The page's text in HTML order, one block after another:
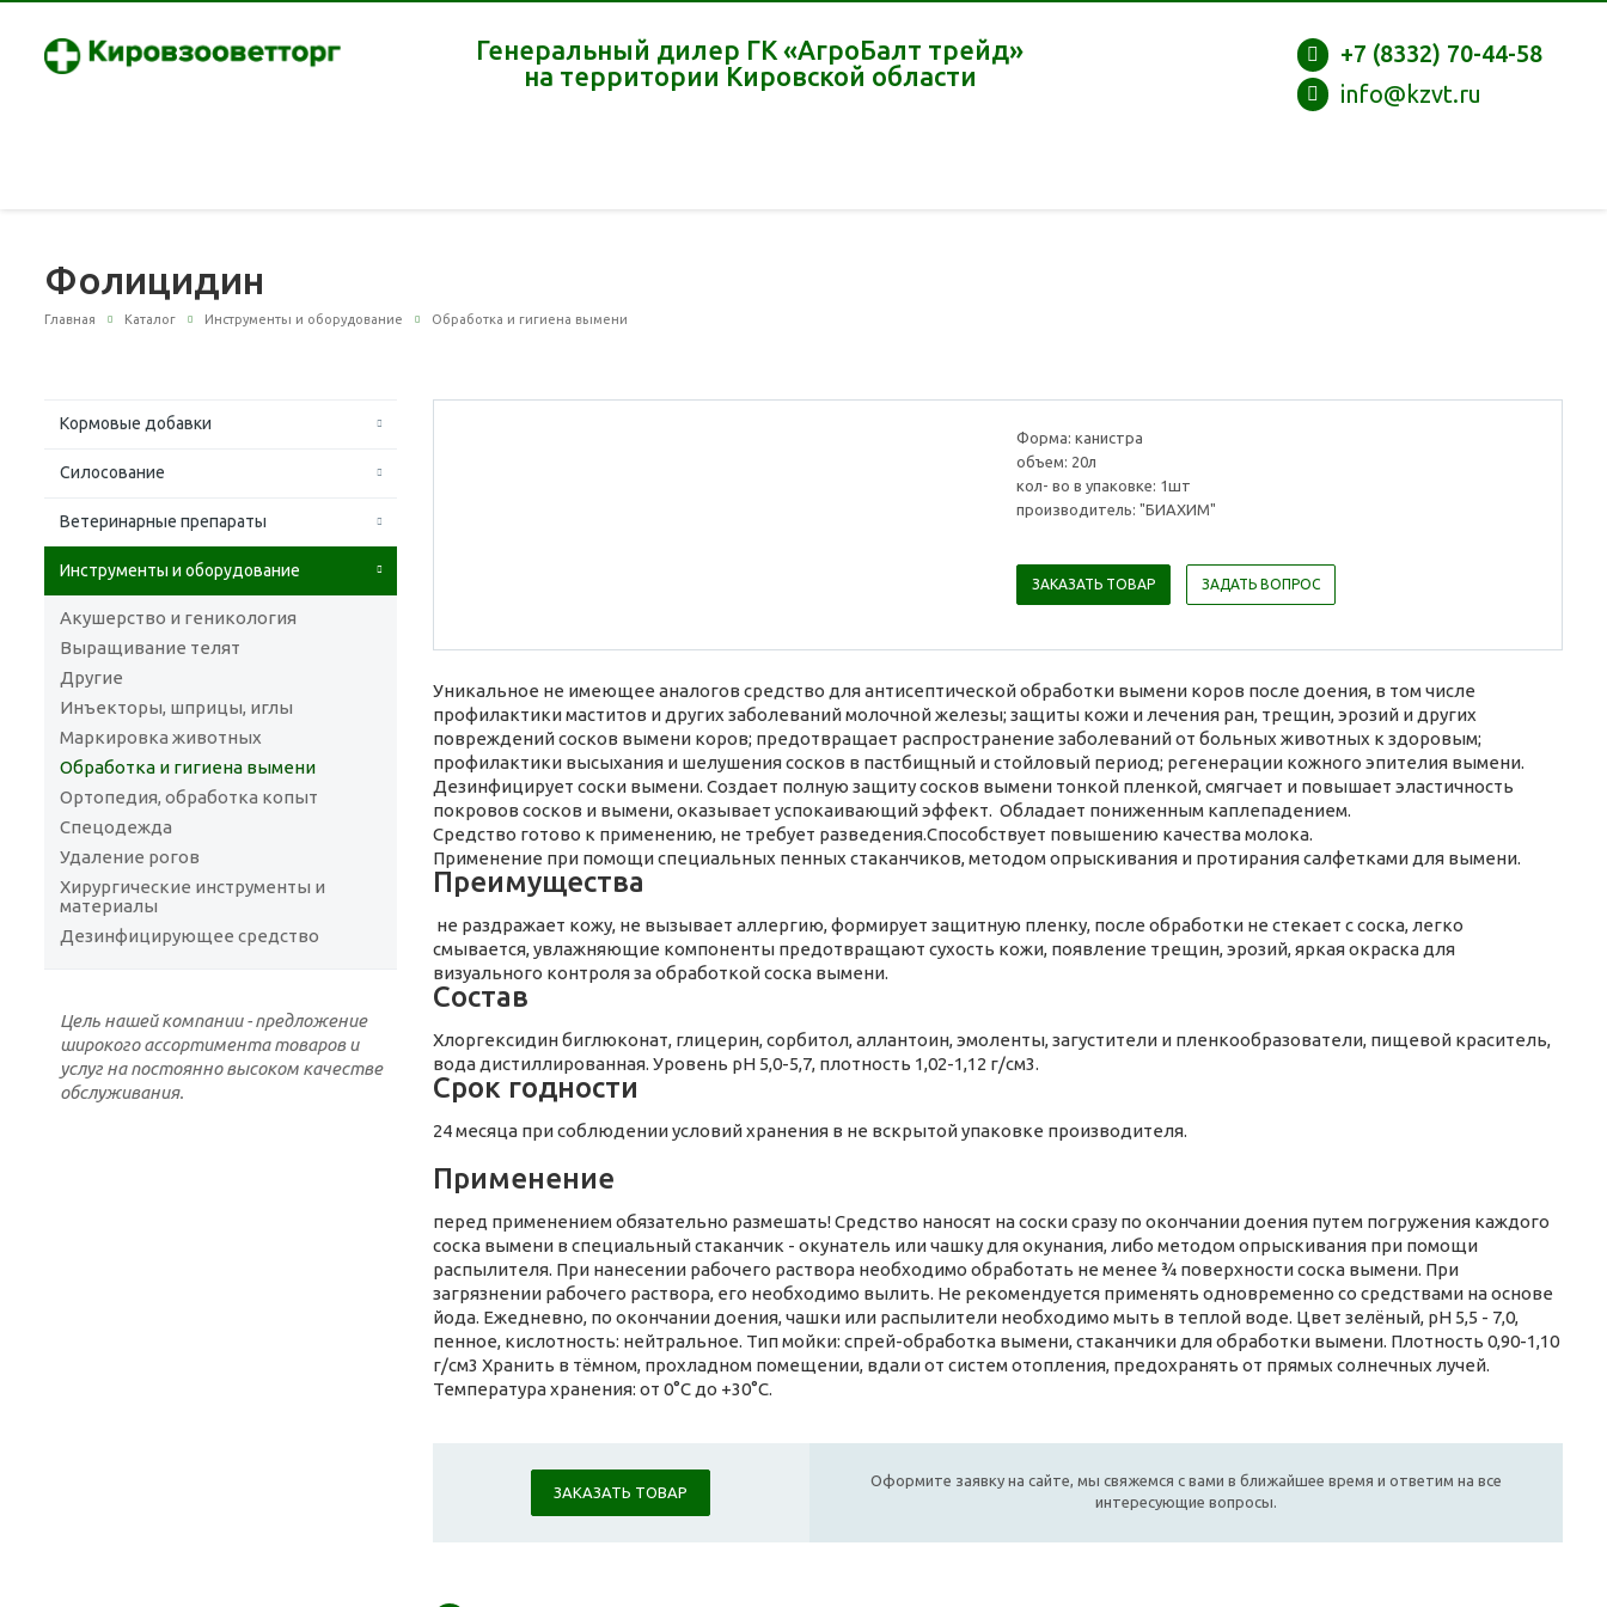
Генеральный дилер ГК «АгроБалт трейд»
на территории Кировской области
+7 (8332) 70-44-58
info@kzvt.ru
Фолицидин
Главная Каталог Инструменты и оборудование Обработка и гигиена вымени
Кормовые добавки
Силосование
Ветеринарные препараты
Инструменты и оборудование
Акушерство и геникология
Выращивание телят
Другие
Инъекторы, шприцы, иглы
Маркировка животных
Обработка и гигиена вымени
Ортопедия, обработка копыт
Спецодежда
Удаление рогов
Хирургические инструменты и
материалы
Дезинфицирующее средство
Цель нашей компании - предложение
широкого ассортимента товаров и
услуг на постоянно высоком качестве
обслуживания.
Форма: канистра
объем: 20л
кол- во в упаковке: 1шт
производитель: "БИАХИМ"
ЗАКАЗАТЬ ТОВАР ЗАДАТЬ ВОПРОС
Уникальное не имеющее аналогов средство для антисептической обработки вымени коров после доения, в том числе
профилактики маститов и других заболеваний молочной железы; защиты кожи и лечения ран, трещин, эрозий и других
повреждений сосков вымени коров; предотвращает распространение заболеваний от больных животных к здоровым;
профилактики высыхания и шелушения сосков в пастбищный и стойловый период; регенерации кожного эпителия вымени.
Дезинфицирует соски вымени. Создает полную защиту сосков вымени тонкой пленкой, смягчает и повышает эластичность
покровов сосков и вымени, оказывает успокаивающий эффект. Обладает пониженным каплепадением.
Средство готово к применению, не требует разведения.Способствует повышению качества молока.
Применение при помощи специальных пенных стаканчиков, методом опрыскивания и протирания салфетками для вымени.
Преимущества
не раздражает кожу, не вызывает аллергию, формирует защитную пленку, после обработки не стекает с соска, легко
смывается, увлажняющие компоненты предотвращают сухость кожи, появление трещин, эрозий, яркая окраска для
визуального контроля за обработкой соска вымени.
Состав
Хлоргексидин биглюконат, глицерин, сорбитол, аллантоин, эмоленты, загустители и пленкообразователи, пищевой краситель,
вода дистиллированная. Уровень pH 5,0-5,7, плотность 1,02-1,12 г/см3.
Срок годности
24 месяца при соблюдении условий хранения в не вскрытой упаковке производителя.
Применение
перед применением обязательно размешать! Средство наносят на соски сразу по окончании доения путем погружения каждого
соска вымени в специальный стаканчик - окунатель или чашку для окунания, либо методом опрыскивания при помощи
распылителя. При нанесении рабочего раствора необходимо обработать не менее ¾ поверхности соска вымени. При
загрязнении рабочего раствора, его необходимо вылить. Не рекомендуется применять одновременно со средствами на основе
йода. Ежедневно, по окончании доения, чашки или распылители необходимо мыть в теплой воде. Цвет зелёный, pH 5,5 - 7,0,
пенное, кислотность: нейтральное. Тип мойки: спрей-обработка вымени, стаканчики для обработки вымени. Плотность 0,90-1,10
г/см3 Хранить в тёмном, прохладном помещении, вдали от систем отопления, предохранять от прямых солнечных лучей.
Температура хранения: от 0°C до +30°C.
ЗАКАЗАТЬ ТОВАР
Оформите заявку на сайте, мы свяжемся с вами в ближайшее время и ответим на все
интересующие вопросы.